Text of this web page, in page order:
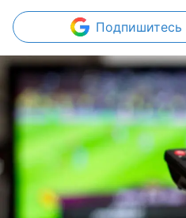
Подпишитесь